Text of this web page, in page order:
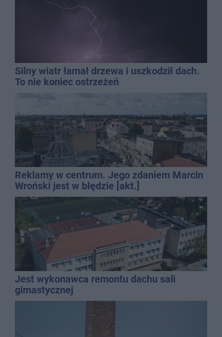
Silny wiatr łamał drzewa i uszkodził dach.
To nie koniec ostrzeżeń
Reklamy w centrum. Jego zdaniem Marcin
Wroński jest w błędzie [akt.]
Jest wykonawca remontu dachu sali
gimastycznej